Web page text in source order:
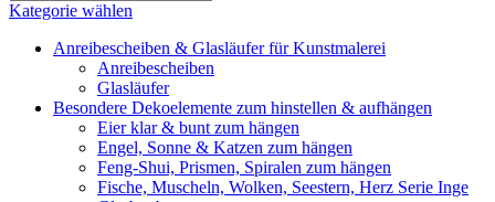
Kategorie wählen
Anreibescheiben & Glasläufer für Kunstmalerei
Anreibescheiben
Glasläufer
Besondere Dekoelemente zum hinstellen & aufhängen
Eier klar & bunt zum hängen
Engel, Sonne & Katzen zum hängen
Feng-Shui, Prismen, Spiralen zum hängen
Fische, Muscheln, Wolken, Seestern, Herz Serie Inge